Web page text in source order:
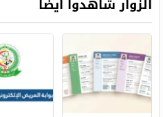
الزوار شاهدوا أيضاً